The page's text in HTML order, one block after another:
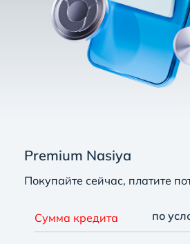
Premium Nasiya
Покупайте сейчас, платите
Сумма кредита по